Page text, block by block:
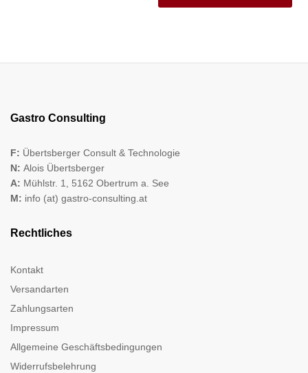
Gastro Consulting
F: Übertsberger Consult & Technologie
N: Alois Übertsberger
A: Mühlstr. 1, 5162 Obertrum a. See
M: info (at) gastro-consulting.at
Rechtliches
Kontakt
Versandarten
Zahlungsarten
Impressum
Allgemeine Geschäftsbedingungen
Widerrufsbelehrung